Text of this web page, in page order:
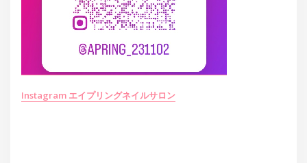
Instagram エイプリングネイルサロン